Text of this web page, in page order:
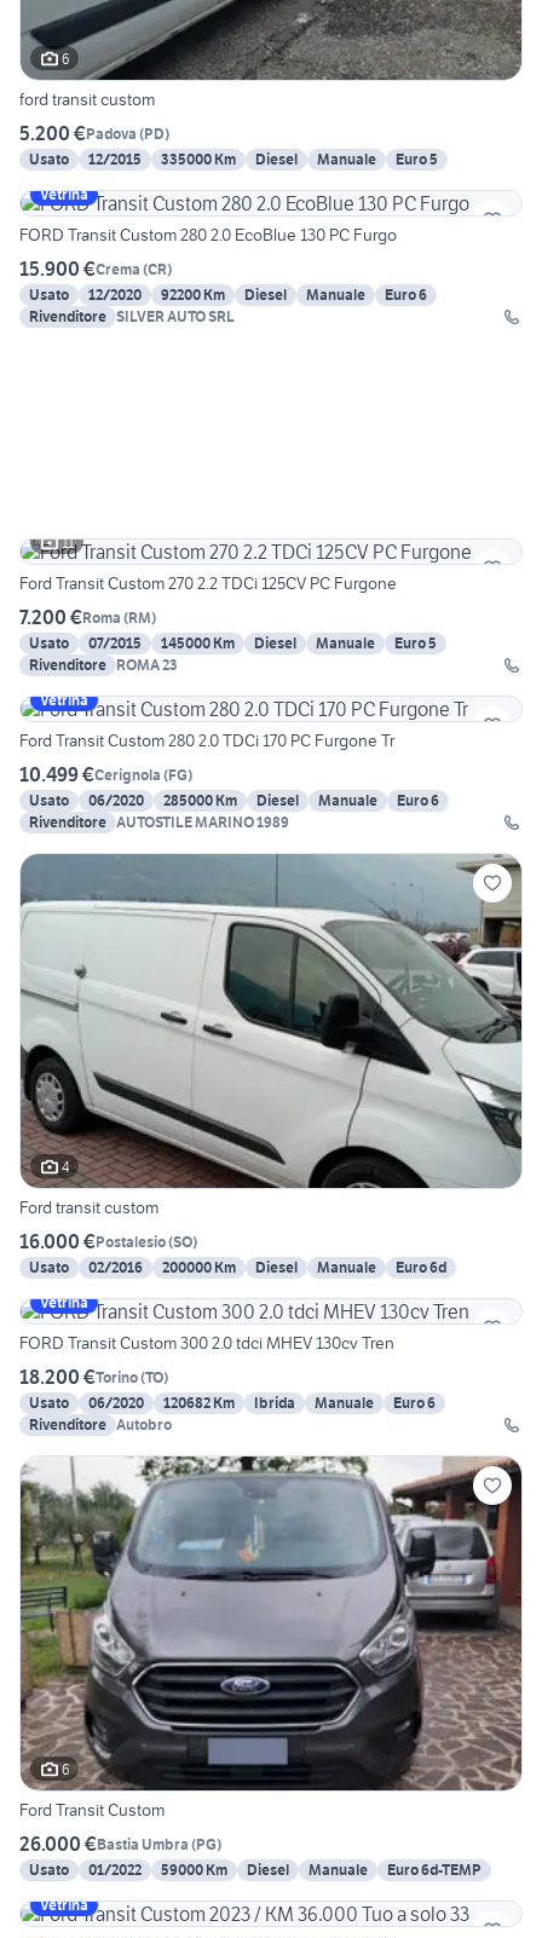
6
ford transit custom
5.200 €Padova (PD)
Usato
12/2015 335000 Km Diesel Manuale
Euro 5
Vetrina
FORD Transit Custom 280 2.0 EcoBlue 130 PC Furgo
15.900 €Crema (CR)
Usato
12/2020 92200 Km Diesel Manuale
Euro 6
Rivenditore SILVER AUTO SRL
11
Ford Transit Custom 270 2.2 TDCi 125CV PC Furgone
7.200 €Roma (RM)
Usato
07/2015 145000 Km Diesel Manuale
Euro 5
Rivenditore ROMA 23
Vetrina
Ford Transit Custom 280 2.0 TDCi 170 PC Furgone Tr
10.499 €Cerignola (FG)
Usato
06/2020 285000 Km Diesel Manuale
Euro 6
Rivenditore AUTOSTILE MARINO 1989
4
Ford transit custom
16.000 €Postalesio(SO)
Usato
02/2016 200000 Km Diesel Manuale
Euro 6d
Vetrina
FORD Transit Custom 300 2.0 tdci MHEV 130cv Tren
18.200 €Torino(TO)
Usato
06/2020 120682 Km Ibrida Manuale
Euro 6
Rivenditore Autobro
6
Ford Transit Custom
26.000 €Bastia Umbra (PG)
Usato
01/2022 59000 Km Diesel Manuale
Euro 6d-TEMP
Vetrina